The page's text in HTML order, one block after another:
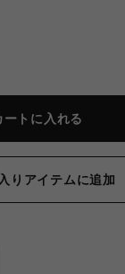
ートに入れる
りアイテムに追加